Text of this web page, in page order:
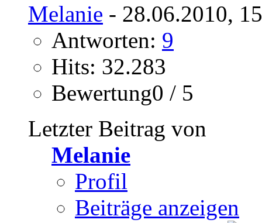
Melanie - 28.06.2010,
Antworten: 9
Hits: 32.283
Bewertung0 / 5
Letzter Beitrag von
Melanie
Profil
Beiträge anzeigen